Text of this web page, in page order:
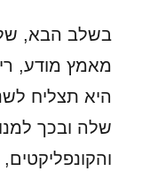
בשלב הבא,
מאמץ מודע,
היא תצליח
שלה ובכך
והקונפליקטים,